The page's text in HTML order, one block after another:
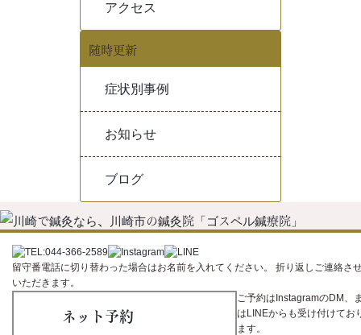
アクセス
随時更新
症状別事例
お知らせ
ブログ
留守番電話に切り替わった場合はお名前を入れてください。 折り返しご連絡さ
いただきます。
ネット予約
ご予約はInstagramのDM、
はLINEからも受け付けてお
ます。